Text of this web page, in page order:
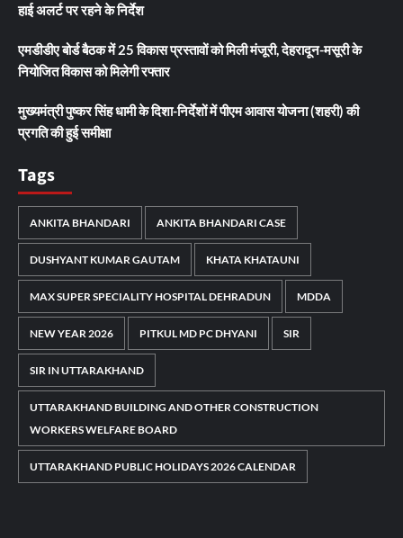
हाई अलर्ट पर रहने के निर्देश
एमडीडीए बोर्ड बैठक में 25 विकास प्रस्तावों को मिली मंजूरी, देहरादून-मसूरी के
नियोजित विकास को मिलेगी रफ्तार
मुख्यमंत्री पुष्कर सिंह धामी के दिशा-निर्देशों में पीएम आवास योजना (शहरी) की
प्रगति की हुई समीक्षा
Tags
ANKITA BHANDARI ANKITA BHANDARI CASE
DUSHYANT KUMAR GAUTAM KHATA KHATAUNI
MAX SUPER SPECIALITY HOSPITAL DEHRADUN MDDA
NEW YEAR 2026 PITKUL MD PC DHYANI SIR
SIR IN UTTARAKHAND
UTTARAKHAND BUILDING AND OTHER CONSTRUCTION
WORKERS WELFARE BOARD
UTTARAKHAND PUBLIC HOLIDAYS 2026 CALENDAR